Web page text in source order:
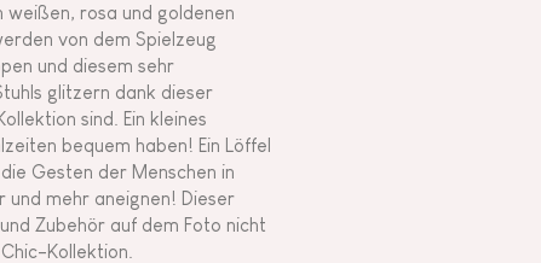
weißen, rosa und goldenen
von dem Spielzeug
und diesem sehr
glitzern dank dieser
sind. Ein kleines
bequem haben! Ein Löffel
Gesten der Menschen in
und mehr aneignen! Dieser
Zubehör auf dem Foto nicht
Kollektion.